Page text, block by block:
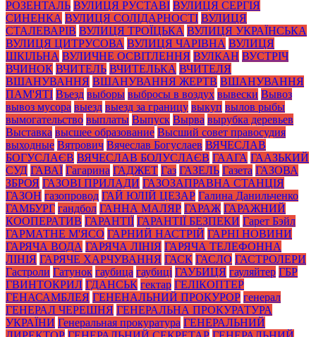
РОЗЕНТАЛЬ ВУЛИЦЯ РУСТАВІ ВУЛИЦЯ СЕРГІЯ
СИНЕНКА ВУЛИЦЯ СОЛІДАРНОСТІ ВУЛИЦЯ
СТАЛЕВАРІВ ВУЛИЦЯ ТРОЇЦЬКА ВУЛИЦЯ УКРАЇНСЬКА
ВУЛИЦЯ ЦИТРУСОВА ВУЛИЦЯ ЧАРІВНА ВУЛИЦЯ
ШКІЛЬНА ВУЛИЧНЕ ОСВІТЛЕННЯ ВУЛКАН ВУСТРІЧ
ВЧИНОК ВЧИТЕЛЬ ВЧИТЕЛЬКА ВЧИТЕЛЯ
ВШАНУВАННЯ ВШАНУВАННЯ ЖЕРТВ ВШАНУВАННЯ
ПАМ'ЯТІ Въезд выборы выбросы в воздух вывески Вывоз
вывоз мусора выезд выезд за границу выкуп вылов рыбы
вымогательство выплаты Выпуск Вырва вырубка деревьев
Выставка высшее образование Высший совет правосудия
выходные Вятрович Вячеслав Богуслаев ВЯЧЕСЛАВ
БОГУСЛАЄВ ВЯЧЕСЛАВ БОЛУСЛАЄВ ГААГА ГААЗЬКИЙ
СУД ГАВАЇ Гагарина ГАДЖЕТ Газ ГАЗЕЛЬ Газета ГАЗОВА
ЗБРОЯ ГАЗОВІ ПРИЛАДИ ГАЗОЗАПРАВНА СТАНЦІЯ
ГАЗОН газопровод ГАЙ ЮЛІЙ ЦЕЗАР Галина Данильченко
ГАМБУРГ гандбол ГАННА МАЛЯР ГАРАЖ ГАРАЖНИЙ
КООПЕРАТИВ ГАРАНТІЇ ГАРАНТІЇ БЕЗПЕКИ Гарет Бэйл
ГАРМАТНЕ М'ЯСО ГАРНИЙ НАСТРІЙ ГАРНІ НОВИНИ
ГАРЯЧА ВОДА ГАРЯЧА ЛІНІЯ ГАРЯЧА ТЕЛЕФОННА
ЛІНІЯ ГАРЯЧЕ ХАРЧУВАННЯ ГАСК ГАСЛО ГАСТРОЛЕРИ
Гастроли Гатунок гаубица гаубиці ГАУБИЦЯ гауляйтер ГБР
ГВИНТОКРИЛ ГДАНСЬК гектар ГЕЛІКОПТЕР
ГЕНАСАМБЛЕЯ ГЕНЕНАЛЬНИЙ ПРОКУРОР генерал
ГЕНЕРАЛ ЧЕРЕШНЯ ГЕНЕРАЛЬНА ПРОКУРАТУРА
УКРАЇНИ Генеральная прокуратура ГЕНЕРАЛЬНИЙ